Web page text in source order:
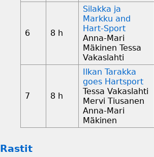
6 8 h
Silakka ja
Markku and
Hart-Sport
Anna-Mari
Mäkinen Tessa
Vakaslahti
7 8 h
Ilkan Tarakka
goes Hartsport
Tessa Vakaslahti
Mervi Tiusanen
Anna-Mari
Mäkinen
Rastit